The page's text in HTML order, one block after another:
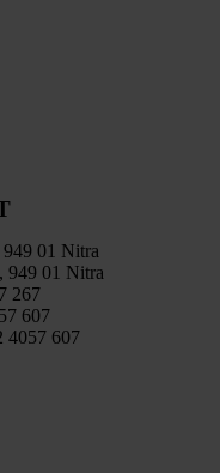
01 Nitra
949 01 Nitra
267
607
4057 607